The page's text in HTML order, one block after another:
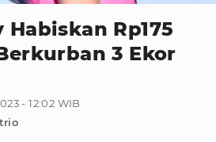
Rp175
3 Ekor
- 12:02 WIB